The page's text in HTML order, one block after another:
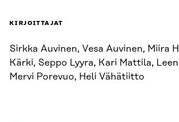
KIRJOITTAJAT
Sirkka Auvinen, Vesa Auvinen, Miira
Kärki, Seppo Lyyra, Kari Mattila,
Mervi Porevuo, Heli Vähätiitto